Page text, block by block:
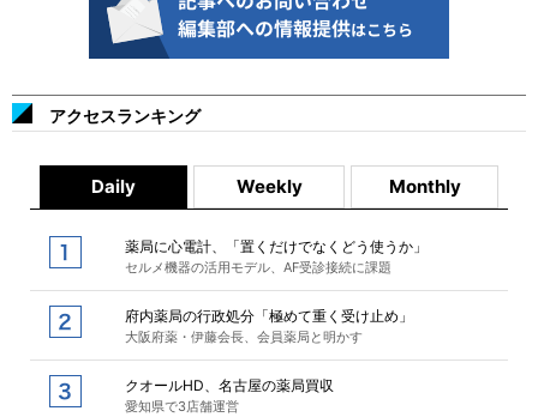
アクセスランキング
Daily Weekly Monthly
薬局に心電計、「置くだけでなくどう使うか」
セルメ機器の活用モデル、AF受診接続に課題
府内薬局の行政処分「極めて重く受け止め」
大阪府薬・伊藤会長、会員薬局と明かす
クオールHD、名古屋の薬局買収
愛知県で3店舗運営